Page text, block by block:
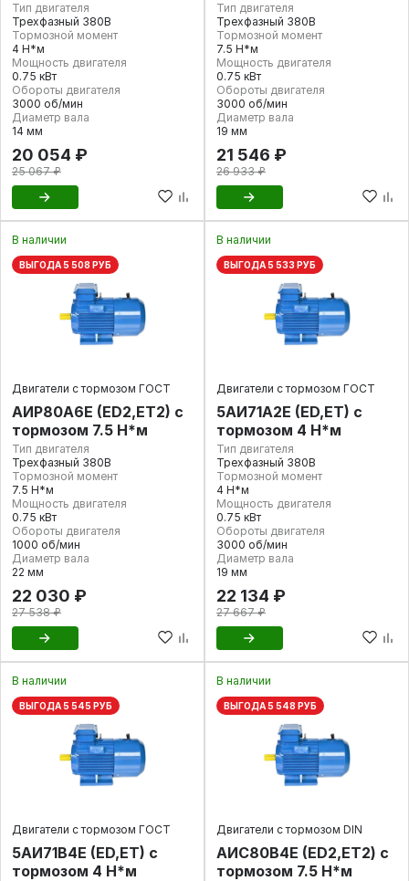
Тип двигателя
Трехфазный 380В
Тормозной момент
4 Н*м
Мощность двигателя
0.75 кВт
Обороты двигателя
3000 об/мин
Диаметр вала
14 мм
20 054 ₽
25 067 ₽
Тип двигателя
Трехфазный 380В
Тормозной момент
7.5 Н*м
Мощность двигателя
0.75 кВт
Обороты двигателя
3000 об/мин
Диаметр вала
19 мм
21 546 ₽
26 933 ₽
В наличии
ВЫГОДА 5 508 РУБ
Двигатели с тормозом ГОСТ
АИР80А6E (ED2,ET2) с
тормозом 7.5 Н*м
Тип двигателя
Трехфазный 380В
Тормозной момент
7.5 Н*м
Мощность двигателя
0.75 кВт
Обороты двигателя
1000 об/мин
Диаметр вала
22 мм
22 030 ₽
27 538 ₽
В наличии
ВЫГОДА 5 533 РУБ
Двигатели с тормозом ГОСТ
5АИ71А2E (ED,ET) с
тормозом 4 Н*м
Тип двигателя
Трехфазный 380В
Тормозной момент
4 Н*м
Мощность двигателя
0.75 кВт
Обороты двигателя
3000 об/мин
Диаметр вала
19 мм
22 134 ₽
27 667 ₽
В наличии
ВЫГОДА 5 545 РУБ
Двигатели с тормозом ГОСТ
5АИ71В4E (ED,ET) с
тормозом 4 Н*м
В наличии
ВЫГОДА 5 548 РУБ
Двигатели с тормозом DIN
АИС80В4Е (ED2,ET2) с
тормозом 7.5 Н*м